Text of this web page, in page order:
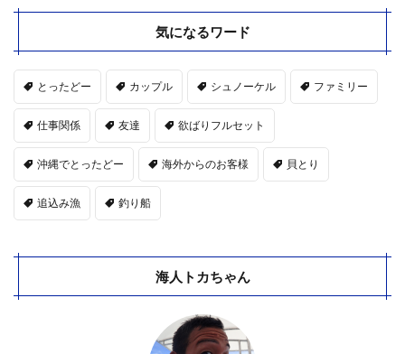
気になるワード
とったどー カップル シュノーケル ファミリー
仕事関係 友達 欲ばりフルセット
沖縄でとったどー 海外からのお客様 貝とり
追込み漁 釣り船
海人トカちゃん